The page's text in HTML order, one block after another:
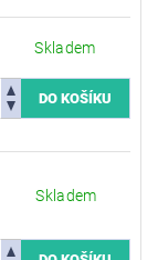
Skladem
Skladem